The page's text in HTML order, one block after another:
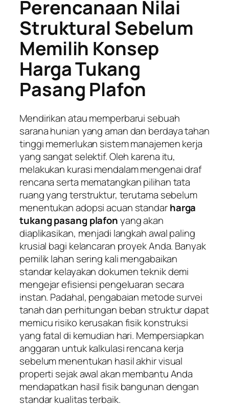
Perencanaan Nilai
Struktural Sebelum
Memilih Konsep
Harga Tukang
Pasang Plafon
Mendirikan atau memperbarui sebuah
sarana hunian yang aman dan berdaya tahan
tinggi memerlukan sistem manajemen kerja
yang sangat selektif. Oleh karena itu,
melakukan kurasi mendalam mengenai draf
rencana serta mematangkan pilihan tata
ruang yang terstruktur, terutama sebelum
menentukan adopsi acuan standarharga
tukang pasang plafonyang akan
diaplikasikan, menjadi langkah awal paling
krusial bagi kelancaran proyek Anda. Banyak
pemilik lahan sering kali mengabaikan
standar kelayakan dokumen teknik demi
mengejar efisiensi pengeluaran secara
instan. Padahal, pengabaian metode survei
tanah dan perhitungan beban struktur dapat
memicu risiko kerusakan fisik konstruksi
yang fatal di kemudian hari. Mempersiapkan
anggaran untuk kalkulasi rencana kerja
sebelum menentukan hasil akhir visual
properti sejak awal akan membantu Anda
mendapatkan hasil fisik bangunan dengan
standar kualitas terbaik.